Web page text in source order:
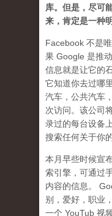
库。但是，尽可
来，肯定是一种
Facebook 不是
果 Google 是推
信息就是让它的
它知道你去过哪
汽车，公共汽车
次访问。该公司
录过的每台设备
搜索任何关于你
本月早些时候宣
索引擎，可通过
内容的信息。
别，爱好，职业
一个 YouTub 视